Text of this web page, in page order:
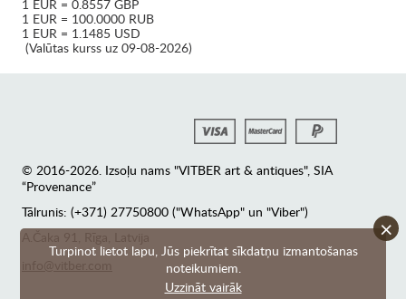
Turpinot lietot lapu, Jūs piekrītat sīkdatņu izmantošanas
noteikumiem.
Uzzināt vairāk
×
1 EUR = 0.8557 GBP
1 EUR = 100.0000 RUB
1 EUR = 1.1485 USD
(Valūtas kurss uz 09-08-2026)
© 2016-2026. Izsoļu nams "VITBER art & antiques", SIA
“Provenance”
Tālrunis: (+371) 27750800 ("WhatsApp" un "Viber")